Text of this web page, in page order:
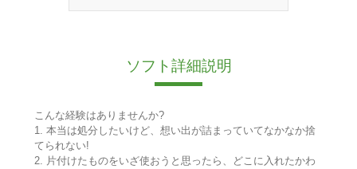
ソフト詳細説明
こんな経験はありませんか?
1. 本当は処分したいけど、想い出が詰まっていてなかなか捨
てられない!
2. 片付けたものをいざ使おうと思ったら、どこに入れたかわ